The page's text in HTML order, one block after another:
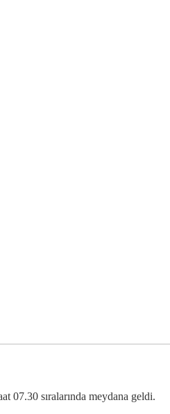
07.30 sıralarında meydana geldi.